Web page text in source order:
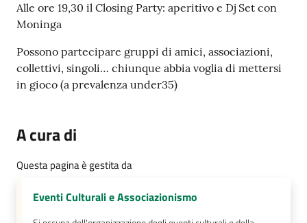
Alle ore 19,30 il Closing Party: aperitivo e Dj Set con
Moninga
Possono partecipare gruppi di amici, associazioni,
collettivi, singoli… chiunque abbia voglia di mettersi
in gioco (a prevalenza under35)
A cura di
Questa pagina è gestita da
Eventi Culturali e Associazionismo